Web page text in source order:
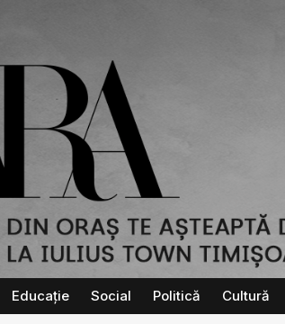
Educație Social Politică Cultură